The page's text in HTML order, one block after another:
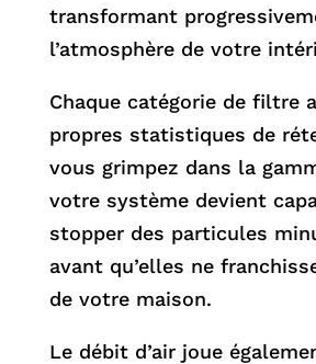
transformant
l’atmosphère de votre
Chaque catégorie de filtre
propres statistiques de
vous grimpez dans la
votre système devient
stopper des particules
avant qu’elles ne
de votre maison.
Le débit d’air joue